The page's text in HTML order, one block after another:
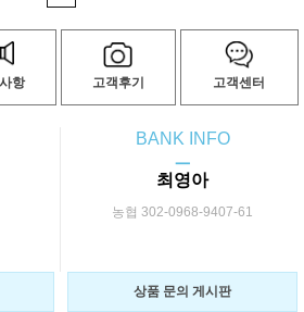
항 고객후기 고객센터
BANK INFO
ㅡ
최영아
농협 302-0968-9407-61
상품 문의 게시판